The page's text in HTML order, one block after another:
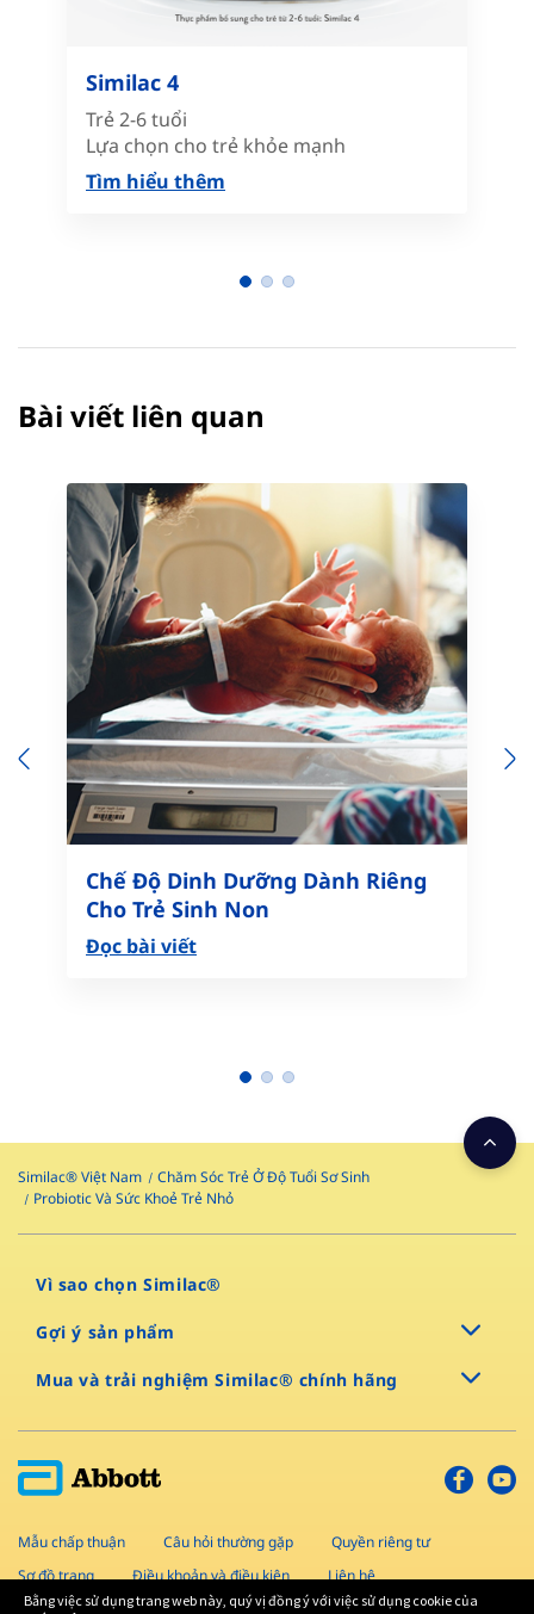
Similac 4
Trẻ 2-6 tuổi
Lựa chọn cho trẻ khỏe mạnh
Tìm hiểu thêm
Bài viết liên quan
Previous
Chế Độ Dinh Dưỡng Dành Riêng
Cho Trẻ Sinh Non
Đọc bài viết
Similac® Việt Nam
Chăm Sóc Trẻ Ở Độ Tuổi Sơ Sinh
Probiotic Và Sức Khoẻ Trẻ Nhỏ
Vì sao chọn Similac®
Gợi ý sản phẩm
Mua và trải nghiệm Similac® chính hãng
Mẫu chấp thuận Câu hỏi thường gặp
Quyền riêng tư
Sơ đồ trang
Điều khoản và điều kiện Liên hệ
Bằng việc sử dụng trang web này, quý vị đồng ý với việc sử dụng cookie của